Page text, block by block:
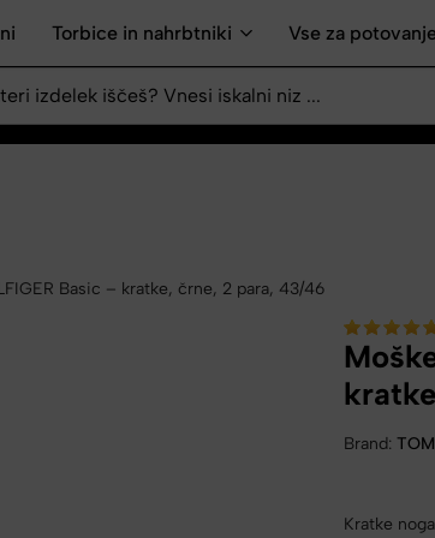
Torbice in nahrbtniki Vse za potovanje
Basic – kratke, črne, 2 para, 43/46
Brand:
Kratke